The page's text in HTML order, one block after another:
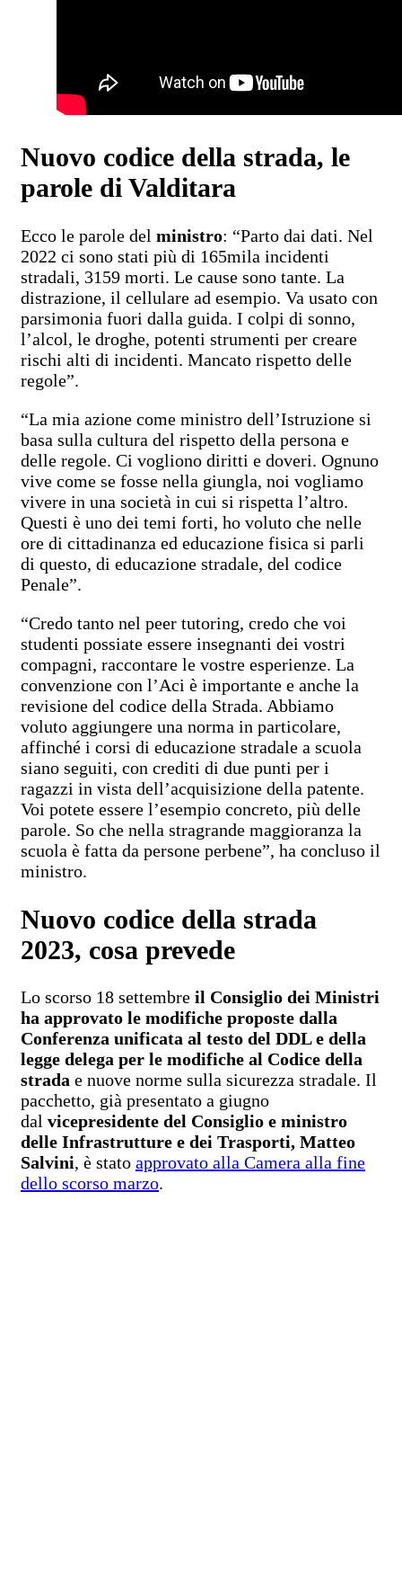
Nuovo codice della strada, le
parole di Valditara
Ecco le parole del ministro: “Parto dai dati. Nel
2022 ci sono stati più di 165mila incidenti
stradali, 3159 morti. Le cause sono tante. La
distrazione, il cellulare ad esempio. Va usato con
parsimonia fuori dalla guida. I colpi di sonno,
l’alcol, le droghe, potenti strumenti per creare
rischi alti di incidenti. Mancato rispetto delle
regole”.
“La mia azione come ministro dell’Istruzione si
basa sulla cultura del rispetto della persona e
delle regole. Ci vogliono diritti e doveri. Ognuno
vive come se fosse nella giungla, noi vogliamo
vivere in una società in cui si rispetta l’altro.
Questi è uno dei temi forti, ho voluto che nelle
ore di cittadinanza ed educazione fisica si parli
di questo, di educazione stradale, del codice
Penale”.
“Credo tanto nel peer tutoring, credo che voi
studenti possiate essere insegnanti dei vostri
compagni, raccontare le vostre esperienze. La
convenzione con l’Aci è importante e anche la
revisione del codice della Strada. Abbiamo
voluto aggiungere una norma in particolare,
affinché i corsi di educazione stradale a scuola
siano seguiti, con crediti di due punti per i
ragazzi in vista dell’acquisizione della patente.
Voi potete essere l’esempio concreto, più delle
parole. So che nella stragrande maggioranza la
scuola è fatta da persone perbene”, ha concluso il
ministro.
Nuovo codice della strada
2023, cosa prevede
Lo scorso 18 settembre il Consiglio dei Ministri
ha approvato le modifiche proposte dalla
Conferenza unificata al testo del DDL e della
legge delega per le modifiche al Codice della
strada e nuove norme sulla sicurezza stradale. Il
pacchetto, già presentato a giugno
dal vicepresidente del Consiglio e ministro
delle Infrastrutture e dei Trasporti, Matteo
Salvini, è stato approvato alla Camera alla fine
dello scorso marzo.